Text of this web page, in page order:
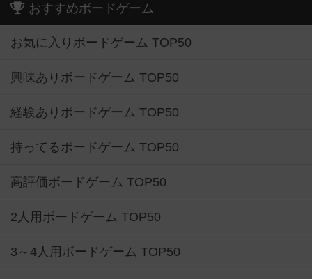
おすすめボードゲーム
お気に入りボードゲーム TOP50
興味ありボードゲーム TOP50
経験ありボードゲーム TOP50
持ってるボードゲーム TOP50
高評価ボードゲーム TOP50
2人用ボードゲーム TOP50
3～4人用ボードゲーム TOP50